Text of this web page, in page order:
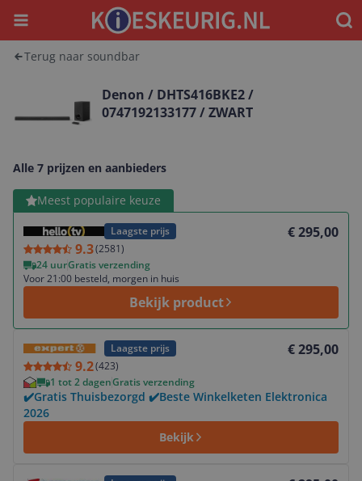
Menu
Terug naar soundbar
Denon / DHTS416BKE2 /
0747192133177 / ZWART
Alle 7 prijzen en aanbieders
Meest populaire keuze
Laagste prijs
9.3(2581)
€ 295,00
24 uurGratis verzending
Voor 21:00 besteld, morgen in huis
Bekijk product
Bekijk product
Laagste prijs
9.2(423)
€ 295,00
1 tot 2 dagenGratis verzending
✔️Gratis Thuisbezorgd ✔️Beste Winkelketen Elektronica
2026
Bekijk